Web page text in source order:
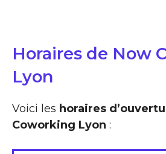
Horaires de Now
Lyon
Voici les horaires
Coworking Lyon :